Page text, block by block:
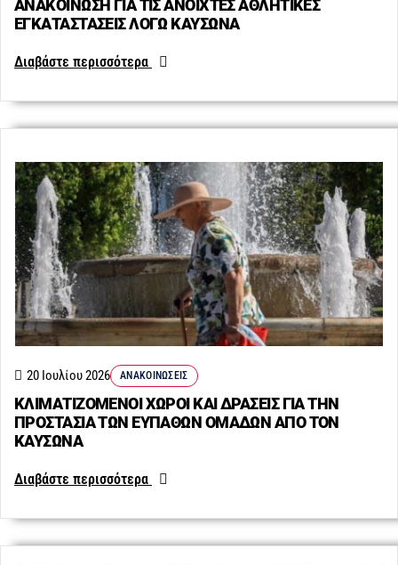
ΑΝΑΚΟΙΝΩΣΗ ΓΙΑ ΤΙΣ ΑΝΟΙΧΤΕΣ ΑΘΛΗΤΙΚΕΣ
ΕΓΚΑΤΑΣΤΑΣΕΙΣ ΛΟΓΩ ΚΑΥΣΩΝΑ
Διαβάστε περισσότερα
ΚΛΙΜΑΤΙΖΟΜΕΝΟΙ ΧΩΡΟΙ ΚΑΙ ΔΡΑΣΕΙΣ ΓΙΑ ΤΗΝ
ΠΡΟΣΤΑΣΙΑ ΤΩΝ ΕΥΠΑΘΩΝ ΟΜΑΔΩΝ ΑΠΟ ΤΟΝ
ΚΑΥΣΩΝΑ
20 Ιουλίου 2026 ΑΝΑΚΟΙΝΏΣΕΙΣ
Διαβάστε περισσότερα